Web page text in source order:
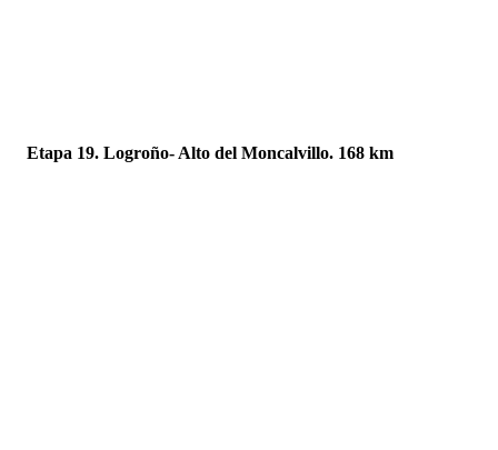
Etapa 19. Logroño- Alto del Moncalvillo. 168 km